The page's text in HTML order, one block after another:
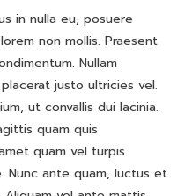
in nulla eu, posuere
non mollis. Praesent
Nullam
justo ultricies vel.
ut convallis dui lacinia.
quam quis
quam vel turpis
ante quam, luctus et